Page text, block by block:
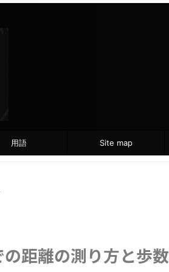
用語 Site map
距離の測り方と歩数